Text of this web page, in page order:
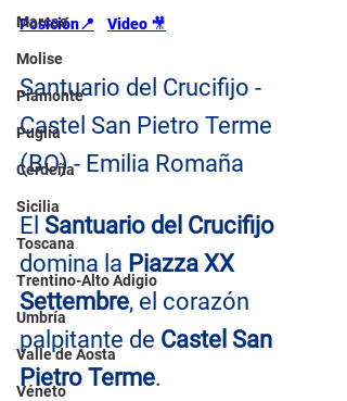
Marcas
Molise
Piamonte
Puglia
Cerdeña
Sicilia
Toscana
Trentino-Alto Adigio
Umbría
Valle de Aosta
Véneto
Posición📍 Video 🎥
Santuario del Crucifijo -
Castel San Pietro Terme
(BO) - Emilia Romaña
El Santuario del Crucifijo
domina la Piazza XX
Settembre, el corazón
palpitante de Castel San
Pietro Terme.